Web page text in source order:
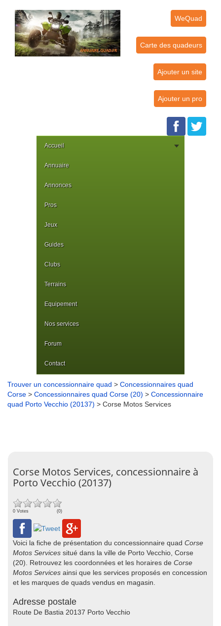
WeQuad
Carte des quadeurs
Ajouter un site
Ajouter un pro
Accueil
Annuaire
Annonces
Pros
Jeux
Guides
Clubs
Terrains
Equipement
Nos services
Forum
Contact
Trouver un concessionnaire quad > Concessionnaires quad
Corse > Concessionnaires quad Corse (20) > Concessionnaire
quad Porto Vecchio (20137) > Corse Motos Services
Corse Motos Services, concessionnaire à
Porto Vecchio (20137)
0 Votes (0)
Voici la fiche de présentation du concessionnaire quad Corse
Motos Services situé dans la ville de Porto Vecchio, Corse
(20). Retrouvez les coordonnées et les horaires de Corse
Motos Services ainsi que les services proposés en concession
et les marques de quads vendus en magasin.
Adresse postale
Route De Bastia 20137 Porto Vecchio